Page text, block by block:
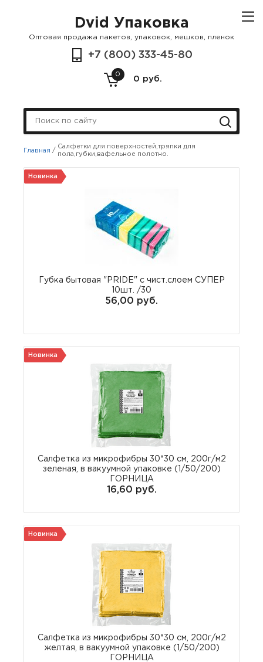
Dvid Упаковка
Оптовая продажа пакетов, упаковок, мешков, пленок
+7 (800) 333-45-80
0
0 руб.
Главная /
Салфетки для поверхностей,тряпки для
пола,губки,вафельное полотно.
Губка бытовая "PRIDE" с чист.слоем СУПЕР
10шт. /30
56,00 руб.
Новинка
Салфетка из микрофибры 30*30 см, 200г/м2
зеленая, в вакуумной упаковке (1/50/200)
ГОРНИЦА
16,60 руб.
Новинка
Салфетка из микрофибры 30*30 см, 200г/м2
желтая, в вакуумной упаковке (1/50/200)
ГОРНИЦА
Новинка